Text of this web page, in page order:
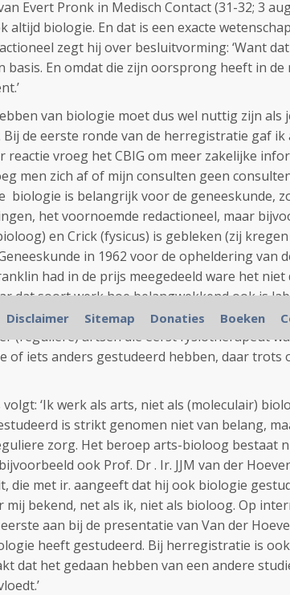
Evert Pronk in Medisch Contact (31-32; 3
altijd biologie. En dat is een exacte
zegt hij over besluitvorming: ‘Want dat
basis. En omdat die zijn oorsprong heeft in
van biologie moet dus wel nuttig zijn als
de eerste ronde van de herregistratie gaf ik
reactie vroeg het CBIG om meer zakelijke
men zich af of mijn consulten geen
biologie is belangrijk voor de geneeskunde,
het voornoemde redactioneel, maar
en Crick (fysicus) is gebleken (zij
in 1962 voor de opheldering van
had in de prijs meegedeeld ware het niet
dat soort werk hoe belangwekkend ook is
geheel achter me gelaten ; ik werk al
(reguliere) artsen die eerst fysiotherapeut
of iets anders gestudeerd hebben, daar trots
‘Ik werk als arts, niet als (moleculair)
is strikt genomen niet van belang,
zorg. Het beroep arts-bioloog bestaat
ook Prof. Dr . Ir. JJM van der
die met ir. aangeeft dat hij ook biologie
mij bekend, net als ik, niet als bioloog. Op
aan bij de presentatie van Van der
heeft gestudeerd. Bij herregistratie is
dat het gedaan hebben van een andere
Disclaimer Sitemap Donaties Boeken